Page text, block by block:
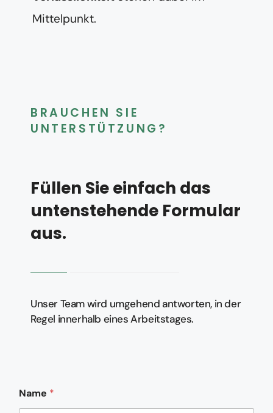
Mittelpunkt.
BRAUCHEN SIE
UNTERSTÜTZUNG?
Füllen Sie einfach das
untenstehende Formular
aus.
Unser Team wird umgehend antworten, in der
Regel innerhalb eines Arbeitstages.
Name *